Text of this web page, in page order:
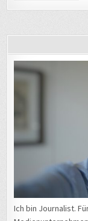
Ich bin Journalist.